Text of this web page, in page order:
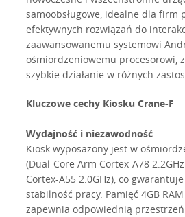
samoobsługowe, idealne dla firm
efektywnych rozwiązań do
zaawansowanemu systemowi
ośmiordzeniowemu procesorowi,
szybkie działanie w różnych
Kluczowe cechy Kiosku Crane-F
Wydajność i niezawodność
Kiosk wyposażony jest w
(Dual-Core Arm Cortex-A78
Cortex-A55 2.0GHz), co
stabilność pracy. Pamięć 4GB
zapewnia odpowiednią